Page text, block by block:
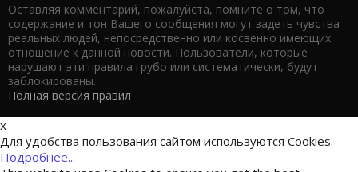
Оставляя комментарий, пожалуйста, помните о том, что
содержание и тон Вашего сообщения могут задеть чувства
реальных людей, непосредственно или косвенно имеющих
отношение к данной новости. Пользователи, которые
нарушают эти правила грубо или систематически, будут
заблокированы.
Полная версия правил
x
Для удобства пользования сайтом используются Cookies.
Подробнее...